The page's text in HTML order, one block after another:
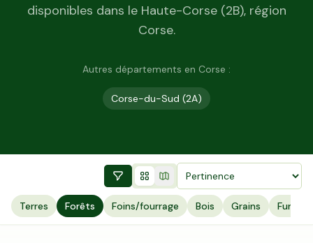
disponibles dans le Haute-Corse(2B), région
Corse.
Autres départements en Corse :
Corse-du-Sud (2A)
Terres Forêts Foins/fourrage Bois Grains Fumier